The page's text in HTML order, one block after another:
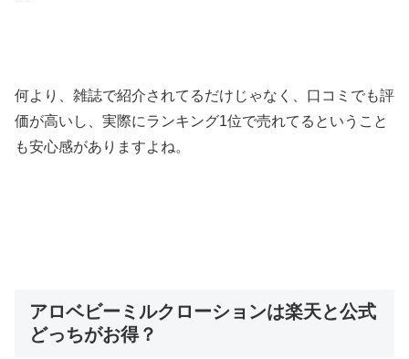
何より、雑誌で紹介されてるだけじゃなく、口コミでも評
価が高いし、実際にランキング1位で売れてるということ
も安心感がありますよね。
アロベビーミルクローションは楽天と公式
どっちがお得？